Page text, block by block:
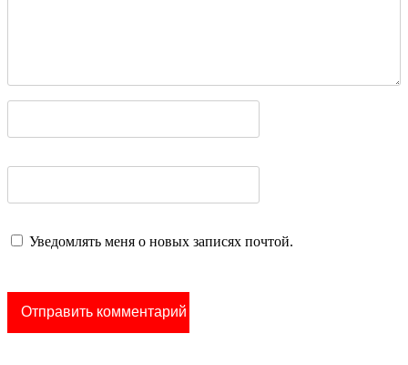
Уведомлять меня о новых записях почтой.